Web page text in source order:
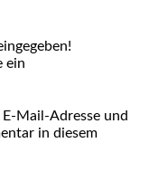
ein
Mail-Adresse und
in diesem